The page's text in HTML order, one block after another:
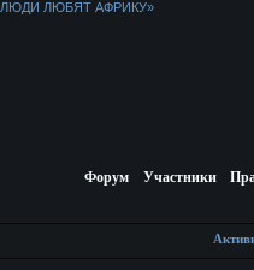
ЛЮДИ ЛЮБЯТ АФРИКУ»
Форум Участники